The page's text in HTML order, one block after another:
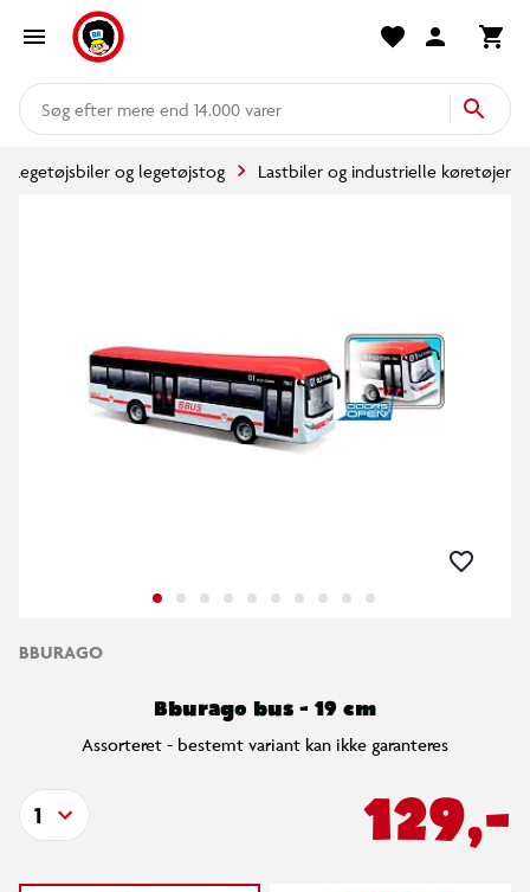
mere end 14.000 varer
Legetøjsbiler og legetøjstog Lastbiler og industrielle køretøjer
BBURAGO
Bburago bus - 19 cm
Assorteret - bestemt variant kan ikke garanteres
129,-
1